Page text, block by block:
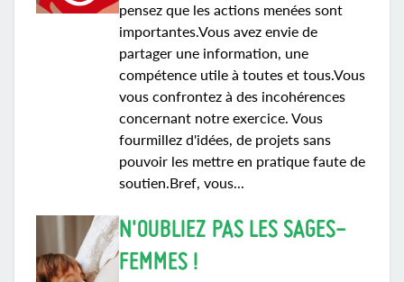
pensez que les actions menées sont
importantes.Vous avez envie de
partager une information, une
compétence utile à toutes et tous.Vous
vous confrontez à des incohérences
concernant notre exercice. Vous
fourmillez d'idées, de projets sans
pouvoir les mettre en pratique faute de
soutien.Bref, vous...
N'OUBLIEZ PAS LES SAGES-
FEMMES !